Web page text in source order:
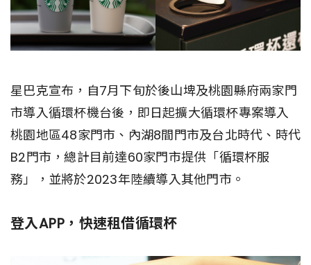
星巴克宣布，自7月下旬於後山埤及桃園縣府兩家門
市導入循環杯機台後，即日起擴大循環杯專案導入
桃園地區48家門市、內湖8間門市及台北時代、時代
B2門市，總計目前達60家門市提供「循環杯服
務」，並將於2023年陸續導入其他門市。
登入APP，快速租借循環杯